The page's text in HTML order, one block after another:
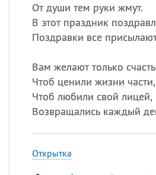
От души тем руки жмут.
В этот праздник
Поздравки все
Вам желают только
Чтоб ценили жизни части,
Чтоб любили свой лицей,
Возвращались каждый
Открытка
09.08